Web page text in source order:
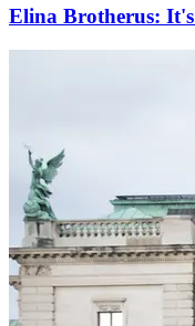
Elina Brotherus: